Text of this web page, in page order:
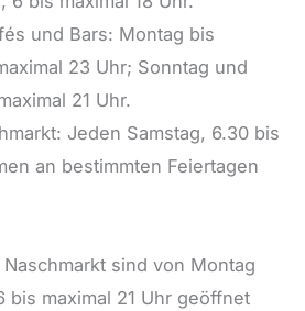
und Bars: Montag bis
23 Uhr; Sonntag und
21 Uhr.
Jeden Samstag, 6.30 bis
an bestimmten Feiertagen
sind von Montag
bis maximal 21 Uhr geöffnet